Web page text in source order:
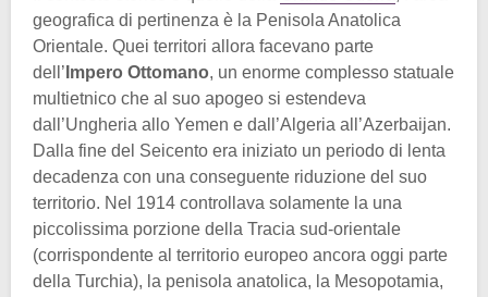
geografica di pertinenza è la Penisola Anatolica
Orientale. Quei territori allora facevano parte
dell’ Impero Ottomano, un enorme complesso statuale
multietnico che al suo apogeo si estendeva
dall’Ungheria allo Yemen e dall’Algeria all’Azerbaijan.
Dalla fine del Seicento era iniziato un periodo di lenta
decadenza con una conseguente riduzione del suo
territorio. Nel 1914 controllava solamente la una
piccolissima porzione della Tracia sud-orientale
(corrispondente al territorio europeo ancora oggi parte
della Turchia), la penisola anatolica, la Mesopotamia,